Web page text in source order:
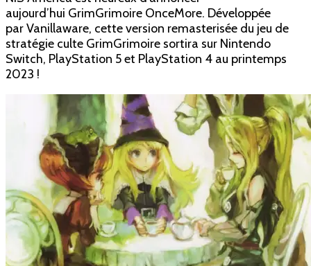
:
GrimGrimoire
OnceMore
aujourd’hui GrimGrimoire OnceMore. Développée
par Vanillaware, cette version remasterisée du jeu de
stratégie culte GrimGrimoire sortira sur Nintendo
Switch, PlayStation 5 et PlayStation 4 au printemps
2023 !